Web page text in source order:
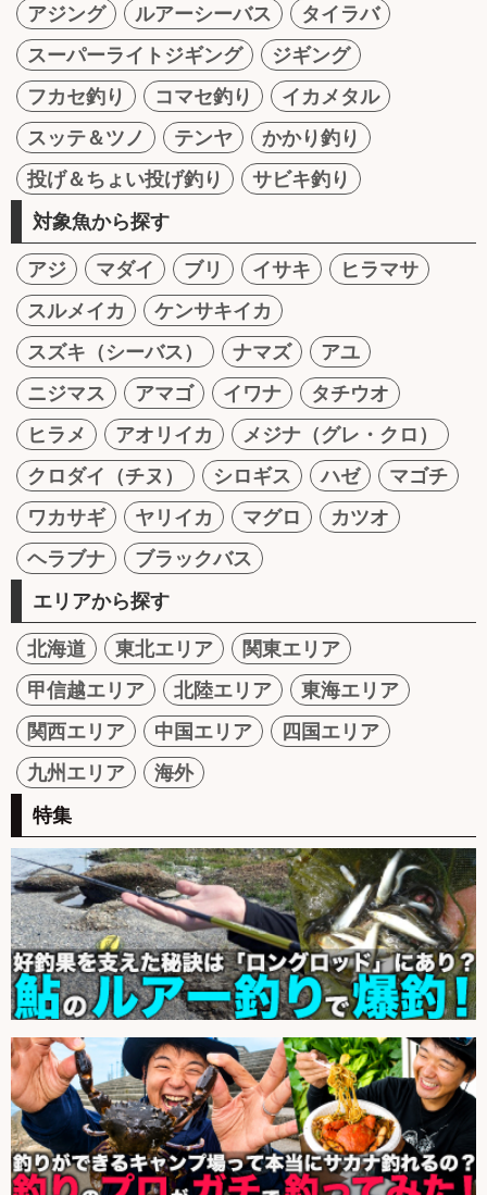
アジング
ルアーシーバス
タイラバ
スーパーライトジギング
ジギング
フカセ釣り
コマセ釣り
イカメタル
スッテ＆ツノ
テンヤ
かかり釣り
投げ＆ちょい投げ釣り
サビキ釣り
対象魚から探す
アジ マダイ ブリ イサキ
ヒラマサ
スルメイカ
ケンサキイカ
スズキ（シーバス）
ナマズ
アユ
ニジマス
アマゴ イワナ
タチウオ
ヒラメ
アオリイカ
メジナ（グレ・クロ）
クロダイ（チヌ）
シロギス ハゼ
マゴチ
ワカサギ
ヤリイカ マグロ
カツオ
ヘラブナ
ブラックバス
エリアから探す
北海道 東北エリア
関東エリア
甲信越エリア
北陸エリア
東海エリア
関西エリア
中国エリア
四国エリア
九州エリア
海外
特集